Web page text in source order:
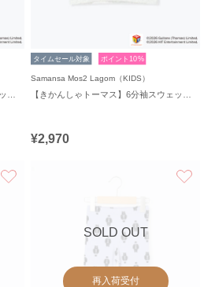
タイムセール対象 ポイント10%
Samansa Mos2 Lagom（KIDS）
¥2,970
SOLD OUT
再入荷受付